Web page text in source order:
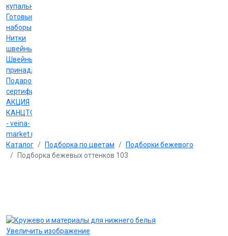
купальников
Готовые
наборы
Нитки
швейные
Швейные
принадлежности
Подарочные
сертификаты
АКЦИЯ
КАНЦТОВАРЫ
- veina-
market.ru
Каталог
Подборка по цветам
Подборки бежевого
Подборка бежевых оттенков 103
Увеличить изображение